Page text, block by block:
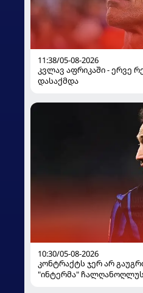
11:38/05-08-2026
კვლავ აფრიკაში - ერვე
დასაქმდა
10:30/05-08-2026
კონტრაქტს ჯერ არ
"ინტერმა"